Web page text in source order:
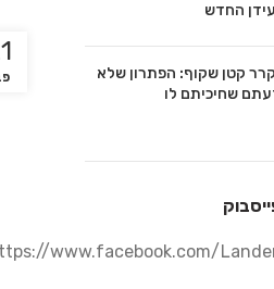
החדש
קטן שקוף: הפתרון שלא
שחיכיתם לו
www.facebook.com/